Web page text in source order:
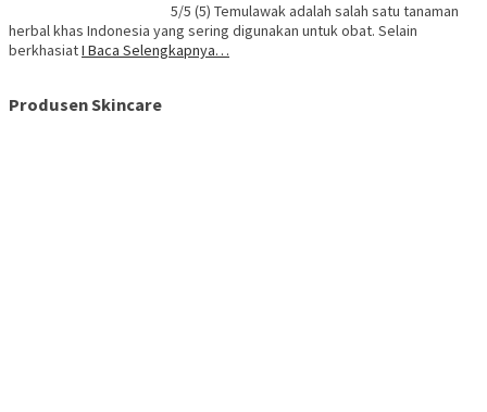
5/5 (5) Temulawak adalah salah satu tanaman
herbal khas Indonesia yang sering digunakan untuk obat. Selain
berkhasiatI Baca Selengkapnya…
Produsen Skincare